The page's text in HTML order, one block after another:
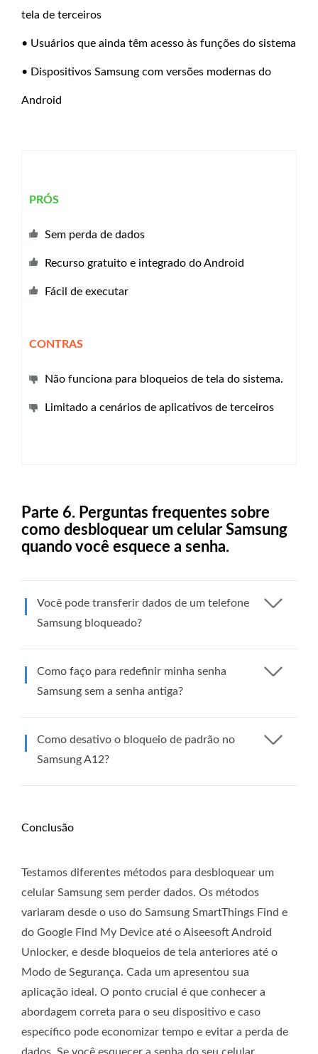
tela de terceiros
• Usuários que ainda têm acesso às funções do sistema
• Dispositivos Samsung com versões modernas do
Android
PRÓS
Sem perda de dados
Recurso gratuito e integrado do Android
Fácil de executar
CONTRAS
Não funciona para bloqueios de tela do sistema.
Limitado a cenários de aplicativos de terceiros
Parte 6. Perguntas frequentes sobre
como desbloquear um celular Samsung
quando você esquece a senha.
Você pode transferir dados de um telefone
Samsung bloqueado?
Como faço para redefinir minha senha
Samsung sem a senha antiga?
Como desativo o bloqueio de padrão no
Samsung A12?
Conclusão
Testamos diferentes métodos para desbloquear um
celular Samsung sem perder dados. Os métodos
variaram desde o uso do Samsung SmartThings Find e
do Google Find My Device até o Aiseesoft Android
Unlocker, e desde bloqueios de tela anteriores até o
Modo de Segurança. Cada um apresentou sua
aplicação ideal. O ponto crucial é que conhecer a
abordagem correta para o seu dispositivo e caso
específico pode economizar tempo e evitar a perda de